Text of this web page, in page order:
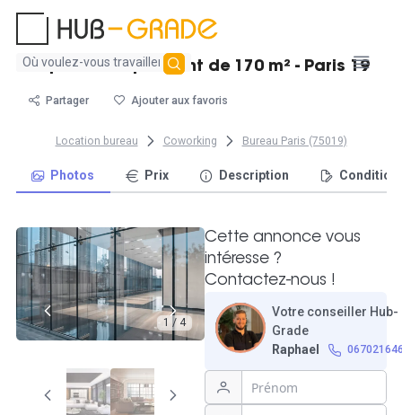
Aucun
trouvé
Espace indépendant de 170 m² - Paris 19
Partager Ajouter aux favoris
Location bureau Coworking Bureau Paris (75019)
Photos Prix Description
1 / 4
Cette annonce vous
intéresse ?
Contactez-nous !
Votre conseiller Hub-
Grade
Raphael